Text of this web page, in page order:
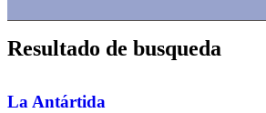
Resultado de busqueda
La Antártida